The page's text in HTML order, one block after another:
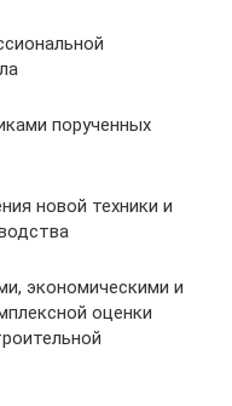
порученных
новой техники и
экономическими и
оценки